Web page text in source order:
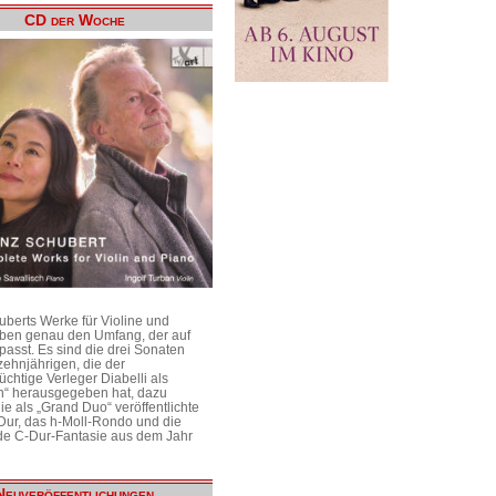
CD der Woche
Werke für Violine und
genau den Umfang, der auf
Es sind die drei Sonaten
die der
Verleger Diabelli als
herausgegeben hat, dazu
als „Grand Duo“ veröffentlichte
das h-Moll-Rondo und die
C-Dur-Fantasie aus dem Jahr